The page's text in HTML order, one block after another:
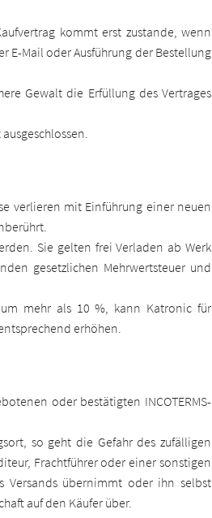
kommt erst zustande, wenn
E-Mail oder Ausführung der Bestellung
Gewalt die Erfüllung des Vertrages
verlieren mit Einführung einer neuen
Sie gelten frei Verladen ab Werk
gesetzlichen Mehrwertsteuer und
um mehr als 10 %, kann Katronic für
erhöhen.
oder bestätigten INCOTERMS-
so geht die Gefahr des zufälligen
Frachtführer oder einer sonstigen
Versands übernimmt oder ihn selbst
auf den Käufer über.